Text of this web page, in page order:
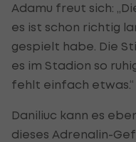
Adamu freut sich:
es ist schon richtig
gespielt habe. Die
es im Stadion so
fehlt einfach etwas.“
Daniliuc kann es
dieses Adrenalin-